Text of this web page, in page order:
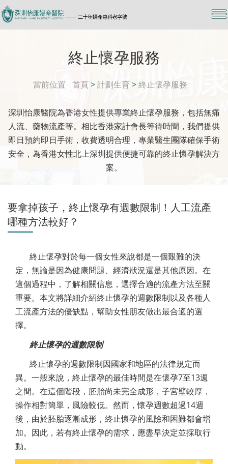
終止懷孕服務
當前位置 首頁 >計劃生育>終止懷孕服務
深圳怡康醫院為香港女性提供專業終止懷孕服務，包括無痛
人流、藥物流產等。相比香港家計會長等待時間，我們提供
即日預約即日手術，收費透明合理，專業醫生團隊確保手術
安全，為香港女性北上深圳提供便捷可靠的終止懷孕解決方
案。
要拿掉孩子，終止懷孕有週數限制！人工流產
哪種方法較好？
終止懷孕對於每一個女性來說都是一個艱難的決
定，無論是因為健康問題、經濟狀況還是其他原因。在
這個過程中，了解相關信息，選擇合適的流產方法至關
重要。本文將詳細介紹終止懷孕的週數限制以及各種人
工流產方法的優缺點，幫助女性朋友做出最合適的選
擇。
終止懷孕的週數限制
終止懷孕的週數限制因國家和地區的法律規定而
異。一般來說，終止懷孕的最佳時間是在懷孕7至13週
之間。在這個階段，胚胎尚未完全成形，子宮壁較厚，
操作相對簡單，風險較低。然而，懷孕週數超過14週
後，由於胚胎逐漸成形，終止懷孕的風險和困難都會增
加。因此，若有終止懷孕的需求，應盡早決定並採取行
動。